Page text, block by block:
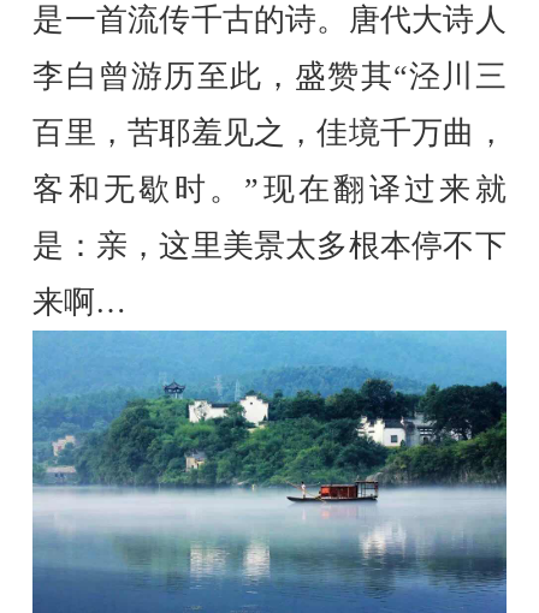
是一首流传千古的诗。唐代大诗人
李白曾游历至此，盛赞其“泾川三
百里，苦耶羞见之，佳境千万曲，
客和无歇时。”现在翻译过来就
是：亲，这里美景太多根本停不下
来啊…